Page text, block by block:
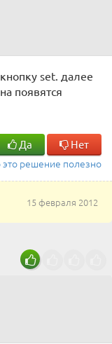
set. далее
появятся
Да Нет
это решение полезно
15 февраля 2012